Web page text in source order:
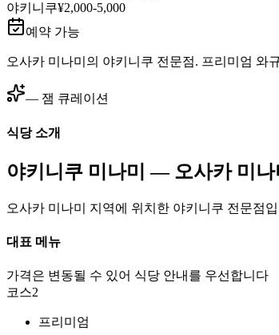
야키니쿠¥2,000-5,000
예약 가능
오사카 미나미의 야키니쿠 전문점. 프리미엄 와
— 잼 큐레이션
식당 소개
야키니쿠 미나미 — 오사카 미나
오사카 미나미 지역에 위치한 야키니쿠 전문점
대표 메뉴
가격은 변동될 수 있어 식당 안내를 우선합니다
코스2
프리미엄